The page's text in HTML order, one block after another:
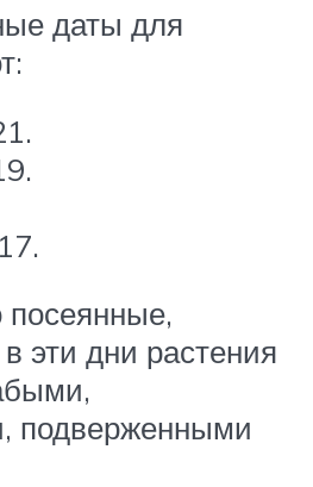
даты для
посеянные,
эти дни растения
подверженными